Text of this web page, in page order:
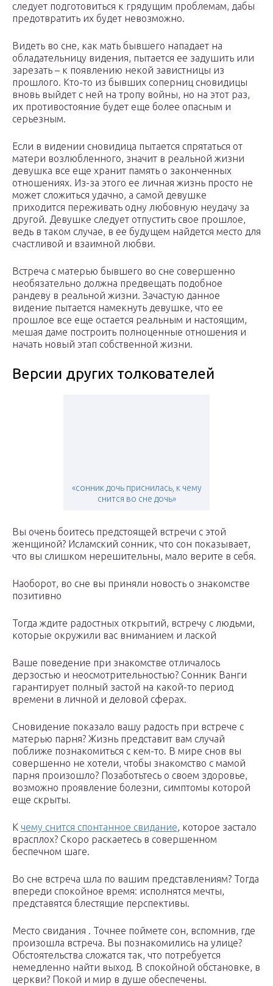
следует подготовиться к грядущим проблемам, дабы
предотвратить их будет невозможно.
Видеть во сне, как мать бывшего нападает на
обладательницу видения, пытается ее задушить или
зарезать – к появлению некой завистницы из
прошлого. Кто-то из бывших соперниц сновидицы
вновь выйдет с ней на тропу войны, но на этот раз,
их противостояние будет еще более опасным и
серьезным.
Если в видении сновидица пытается спрятаться от
матери возлюбленного, значит в реальной жизни
девушка все еще хранит память о законченных
отношениях. Из-за этого ее личная жизнь просто не
может сложиться удачно, а самой девушке
приходится переживать одну любовную неудачу за
другой. Девушке следует отпустить свое прошлое,
ведь в таком случае, в ее будущем найдется место для
счастливой и взаимной любви.
Встреча с матерью бывшего во сне совершенно
необязательно должна предвещать подобное
рандеву в реальной жизни. Зачастую данное
видение пытается намекнуть девушке, что ее
прошлое все еще остается реальным и настоящим,
мешая даме построить полноценные отношения и
начать новый этап собственной жизни.
Версии других толкователей
«сонник дочь приснилась, к чему
снится во сне дочь»
Вы очень боитесь предстоящей встречи с этой
женщиной? Исламский сонник, что сон показывает,
что вы слишком нерешительны, мало верите в себя.
Наоборот, во сне вы приняли новость о знакомстве
позитивно
Тогда ждите радостных открытий, встречу с людьми,
которые окружили вас вниманием и лаской
Ваше поведение при знакомстве отличалось
дерзостью и неосмотрительностью? Сонник Ванги
гарантирует полный застой на какой-то период
времени в личной и деловой сферах.
Сновидение показало вашу радость при встрече с
матерью парня? Жизнь представит вам случай
поближе познакомиться с кем-то. В мире снов вы
совершенно не хотели, чтобы знакомство с мамой
парня произошло? Позаботьтесь о своем здоровье,
возможно проявление болезни, симптомы которой
еще скрыты.
К чему снится спонтанное свидание, которое застало
врасплох? Скоро раскаетесь в совершенном
беспечном шаге.
Во сне встреча шла по вашим представлениям? Тогда
впереди спокойное время: исполнятся мечты,
представятся блестящие перспективы.
Место свидания . Точнее поймете сон, вспомнив, где
произошла встреча. Вы познакомились на улице?
Обстоятельства сложатся так, что потребуется
немедленно найти выход. В спокойной обстановке, в
церкви? Покой и мир в душе обеспечены.